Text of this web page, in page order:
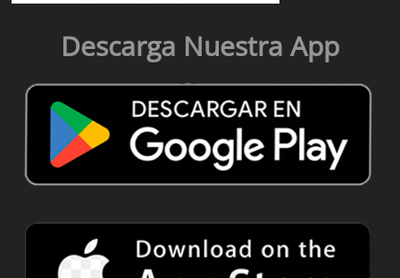
Descarga Nuestra App